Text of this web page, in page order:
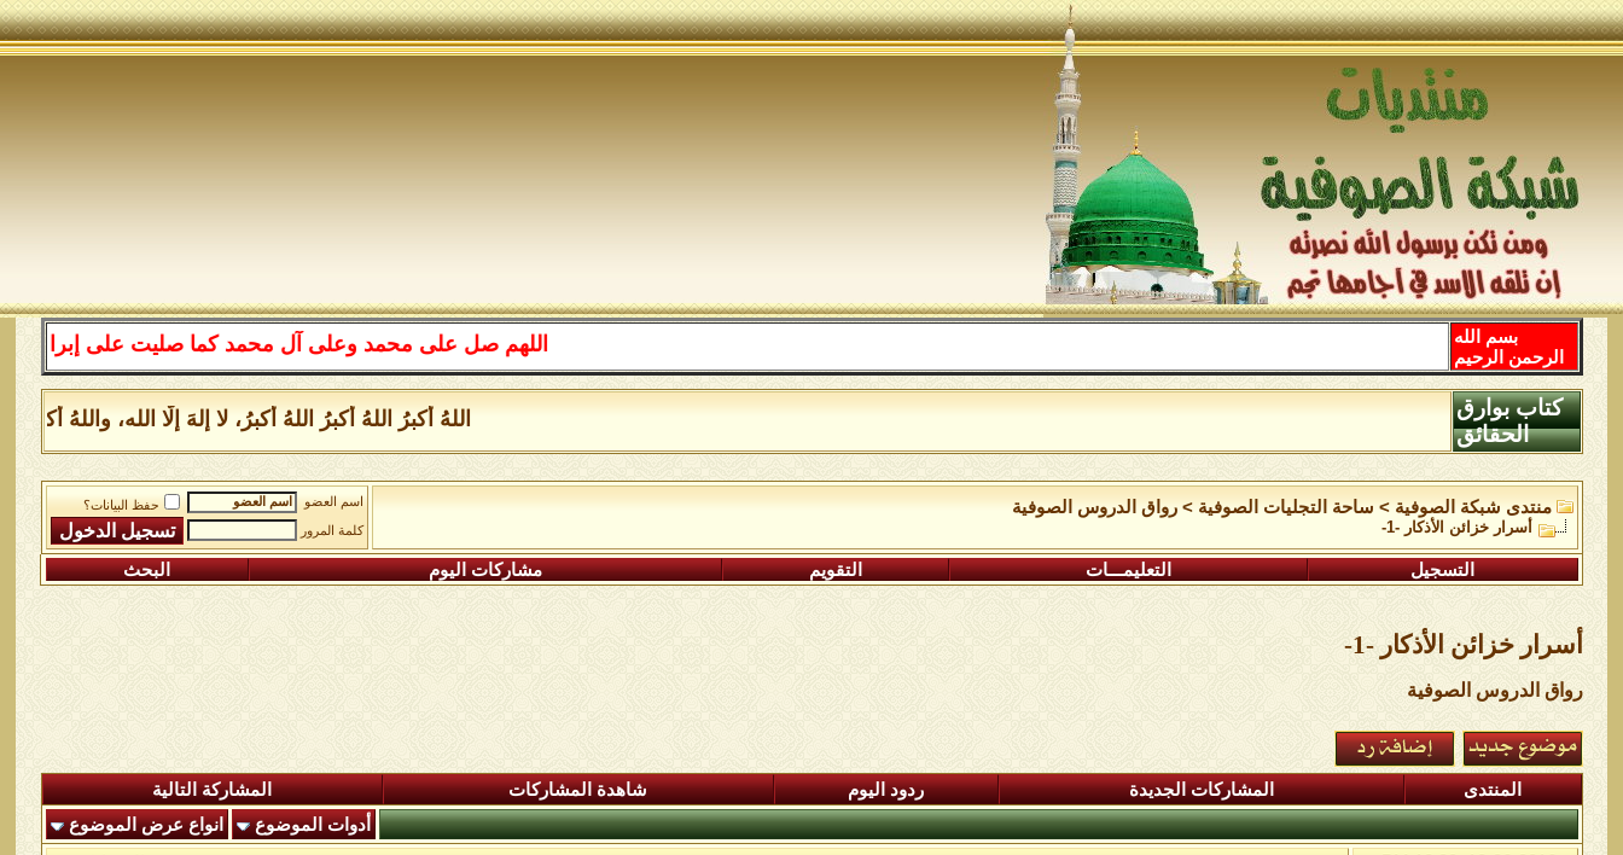
اللهم صل على محمد وعلى آل محمد كما صليت على إبراهيم وعلى آل
بسم الله
الرحمن الرحيم
اللهُ أكبرُ اللهُ أكبرُ اللهُ أكبرُ، لا إلهَ إلَّا الله، واللهُ أكبر
كتاب بوارق
الحقائق
منتدى شبكة الصوفية > ساحة التجليات الصوفية >رواق الدروس الصوفية
أسرار خزائن اﻷذكار -1-
اسم العضو
حفظ البيانات؟
كلمة المرور
التسجيل التعليمـــات التقويم مشاركات اليوم البحث
أسرار خزائن اﻷذكار -1-
رواق الدروس الصوفية
المنتدى المشاركات الجديدة ردود اليوم شاهدة المشاركات
المشاركة التالية
أدوات الموضوع
انواع عرض الموضوع